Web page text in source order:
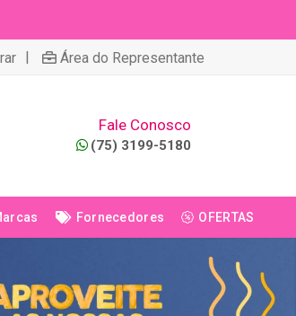
| Área do Representante
Fale Conosco
(75) 3199-5180
Fornecedores OFERTAS